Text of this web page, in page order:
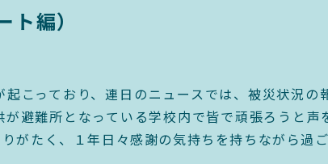
ト編）
こっており、連日のニュースでは、被災状況の
避難所となっている学校内で皆で頑張ろうと声
がたく、１年日々感謝の気持ちを持ちながら過ご